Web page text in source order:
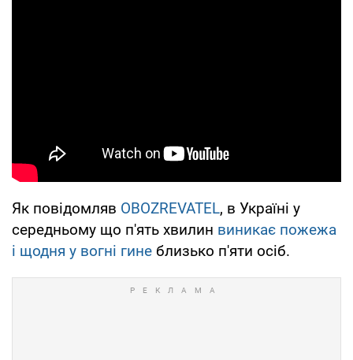
Як повідомляв OBOZREVATEL, в Україні у
середньому що п'ять хвилин виникає пожежа
і щодня у вогні гине близько п'яти осіб.